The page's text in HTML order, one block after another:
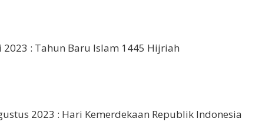
2023 : Tahun Baru Islam 1445 Hijriah
2023 : Hari Kemerdekaan Republik Indonesia